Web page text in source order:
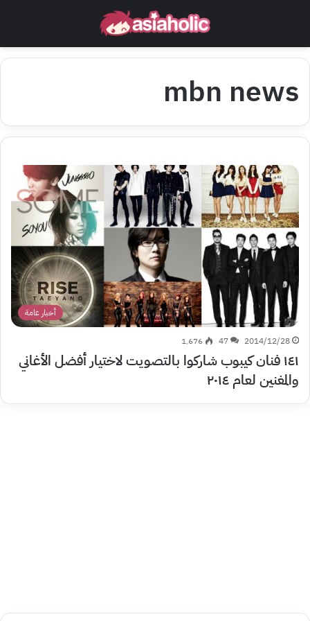
mbn news
أخبار عامة
2014/12/28
47 1٬676
١٤١ فنان كيبوب شاركوا بالتصويت لاختيار أفضل الأغاني
والمغنين لعام ٢٠١٤